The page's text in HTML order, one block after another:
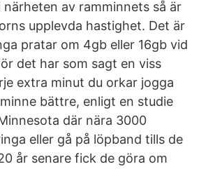
av ramminnets så är
upplevda hastighet. Det är
pratar om 4gb eller 16gb vid
det har som sagt en viss
extra minut du orkar jogga
bättre, enligt en studie
där nära 3000
eller gå på löpband tills de
år senare fick de göra om